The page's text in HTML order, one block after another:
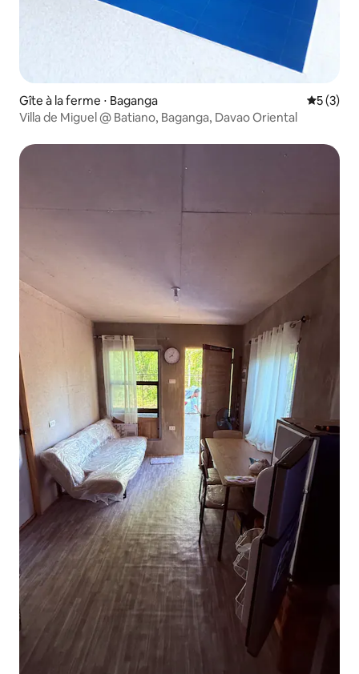
Gîte à la ferme ⋅ Baganga
5 (3)
Villa de Miguel @ Batiano, Baganga, Davao Oriental